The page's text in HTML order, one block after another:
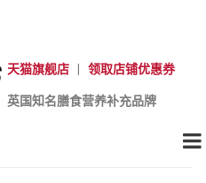
天猫旗舰店 领取店铺优惠券
英国知名膳食营养补充品牌